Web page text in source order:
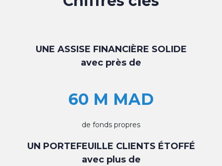
UNE ASSISE FINANCIÈRE SOLIDE
avec près de
60 M MAD
de fonds propres
UN PORTEFEUILLE CLIENTS ÉTOFFÉ
avec plus de